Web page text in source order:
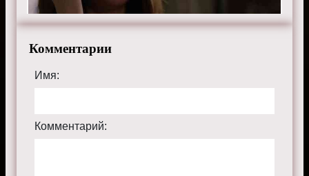
Комментарии
Имя:
Комментарий: